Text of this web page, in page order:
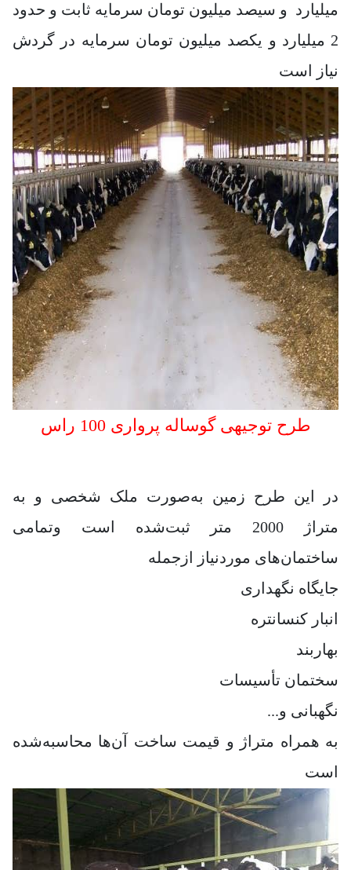
میلیارد و سیصد میلیون تومان سرمایه ثابت و حدود
2 میلیارد و یکصد میلیون تومان سرمایه در گردش
نیاز است
طرح توجیهی گوساله پرواری 100 راس
در این طرح زمین به‌صورت ملک شخصی و به
متراژ 2000 متر ثبت‌شده است وتمامی
ساختمان‌های موردنیاز ازجمله
جایگاه نگهداری
انبار کنسانتره
بهاربند
سختمان تأسیسات
نگهبانی و...
به همراه متراژ و قیمت ساخت آن‌ها محاسبه‌شده
است